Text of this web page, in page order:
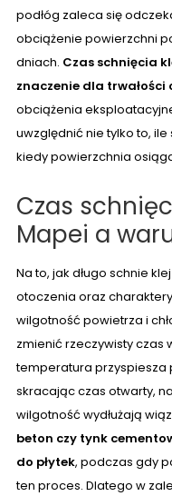
podłóg zaleca się
obciążenie powierzchni
dniach. Czas schnięcia
znaczenie dla trwałości
obciążenia
uwzględnić nie tylko to, ile
kiedy powierzchnia
Czas
Mapei a
Na to, jak długo schnie
otoczenia oraz
wilgotność powietrza i
zmienić rzeczywisty czas
temperatura przyspiesza
skracając czas otwarty,
wilgotność wydłużają
beton czy tynk
do płytek, podczas gdy
ten proces. Dlatego w